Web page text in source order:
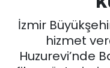
İzmir
hizmet
Huzurevi’nde
EKONOMİ
Tüm
Son Dakika